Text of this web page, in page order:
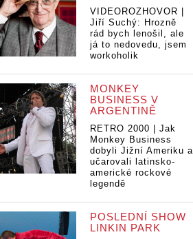
VIDEOROZHOVOR |
Jiří Suchý: Hrozně
rád bych lenošil, ale
já to nedovedu, jsem
workoholik
MONKEY
BUSINESS V
ARGENTINĚ
RETRO 2000 | Jak
Monkey Business
dobyli Jižní Ameriku a
učarovali latinsko-
americké rockové
legendě
POSLEDNÍ SHOW
LINKIN PARK